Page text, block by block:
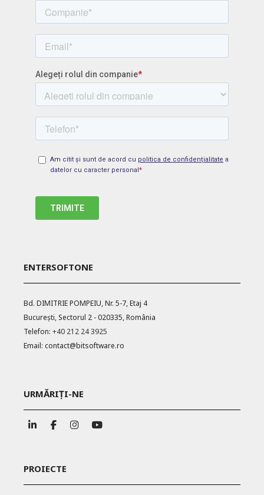
ENTERSOFTONE
Bd. DIMITRIE POMPEIU, Nr. 5-7, Etaj 4
București, Sectorul 2 - 020335, România
Telefon: +40 212 24 3925
Email: contact@bitsoftware.ro
URMĂRIȚI-NE
PROIECTE